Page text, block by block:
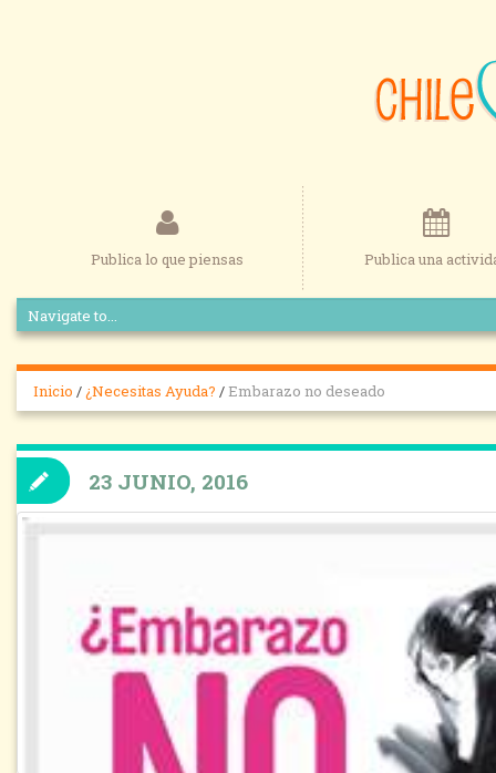
Publica lo que piensas Publica una
Inicio / ¿Necesitas Ayuda? / Embarazo no deseado
23 JUNIO, 2016